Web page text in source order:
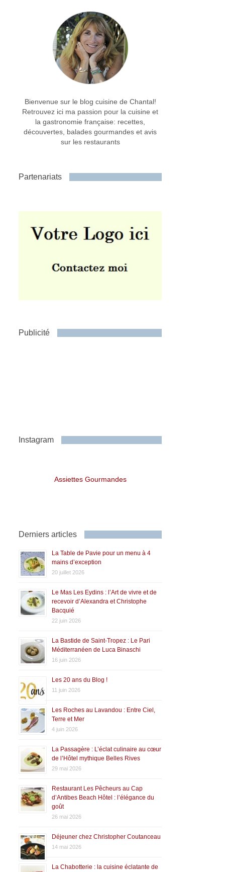
Bienvenue sur le blog cuisine de Chantal!
Retrouvez ici ma passion pour la cuisine et
la gastronomie française: recettes,
découvertes, balades gourmandes et avis
sur les restaurants
Partenariats
Publicité
Instagram
Assiettes Gourmandes
Derniers articles
La Table de Pavie pour un menu à 4
mains d’exception
20 juillet 2026
Le Mas Les Eydins : l’Art de vivre et de
recevoir d’Alexandra et Christophe
Bacquié
22 juin 2026
La Bastide de Saint-Tropez : Le Pari
Méditerranéen de Luca Binaschi
16 juin 2026
Les 20 ans du Blog !
11 juin 2026
Les Roches au Lavandou : Entre Ciel,
Terre et Mer
4 juin 2026
La Passagère : L’éclat culinaire au cœur
de l’Hôtel mythique Belles Rives
29 mai 2026
Restaurant Les Pêcheurs au Cap
d’Antibes Beach Hôtel : l’élégance du
goût
26 mai 2026
Déjeuner chez Christopher Coutanceau
14 mai 2026
La Chabotterie : la cuisine éclatante de